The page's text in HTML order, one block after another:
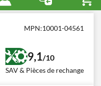
MPN:10001-04561
9,1/10
SAV & Pièces de rechange